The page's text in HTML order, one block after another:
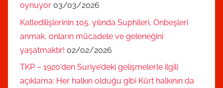
oynuyor 03/03/2026
Katledilişlerinin 105. yılında Suphileri, Onbeşleri
anmak, onların mücadele ve geleneğini
yaşatmaktır! 02/02/2026
TKP – 1920’den Suriye’deki gelişmelerle ilgili
açıklama: Her halkın olduğu gibi Kürt halkının da